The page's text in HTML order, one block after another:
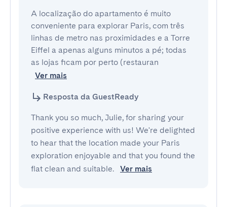
A localização do apartamento é muito
conveniente para explorar Paris, com três
linhas de metro nas proximidades e a Torre
Eiffel a apenas alguns minutos a pé; todas
as lojas ficam por perto (restauran
Ver mais
Resposta da GuestReady
Thank you so much, Julie, for sharing your
positive experience with us! We're delighted
to hear that the location made your Paris
exploration enjoyable and that you found the
flat clean and suitable.
Ver mais